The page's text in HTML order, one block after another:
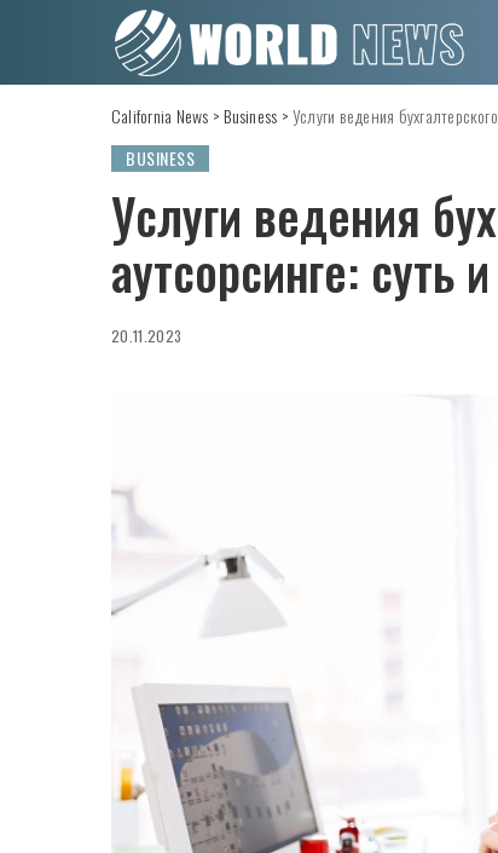
California News > Business >Услуги ведения
BUSINESS
Услуги ведения
аутсорсинге: суть
20.11.2023